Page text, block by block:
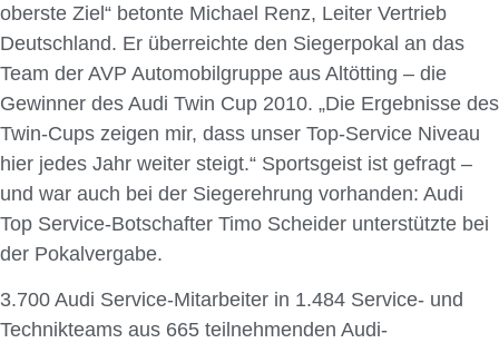
oberste Ziel“ betonte Michael Renz, Leiter Vertrieb
Deutschland. Er überreichte den Siegerpokal an das
Team der AVP Automobilgruppe aus Altötting – die
Gewinner des Audi Twin Cup 2010. „Die Ergebnisse des
Twin-Cups zeigen mir, dass unser Top-Service Niveau
hier jedes Jahr weiter steigt.“ Sportsgeist ist gefragt –
und war auch bei der Siegerehrung vorhanden: Audi
Top Service-Botschafter Timo Scheider unterstützte bei
der Pokalvergabe.
3.700 Audi Service-Mitarbeiter in 1.484 Service- und
Technikteams aus 665 teilnehmenden Audi-